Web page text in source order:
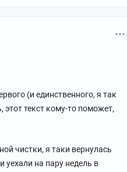
(и единственного, я так
текст кому-то поможет,
чистки, я таки вернулась
на пару недель в